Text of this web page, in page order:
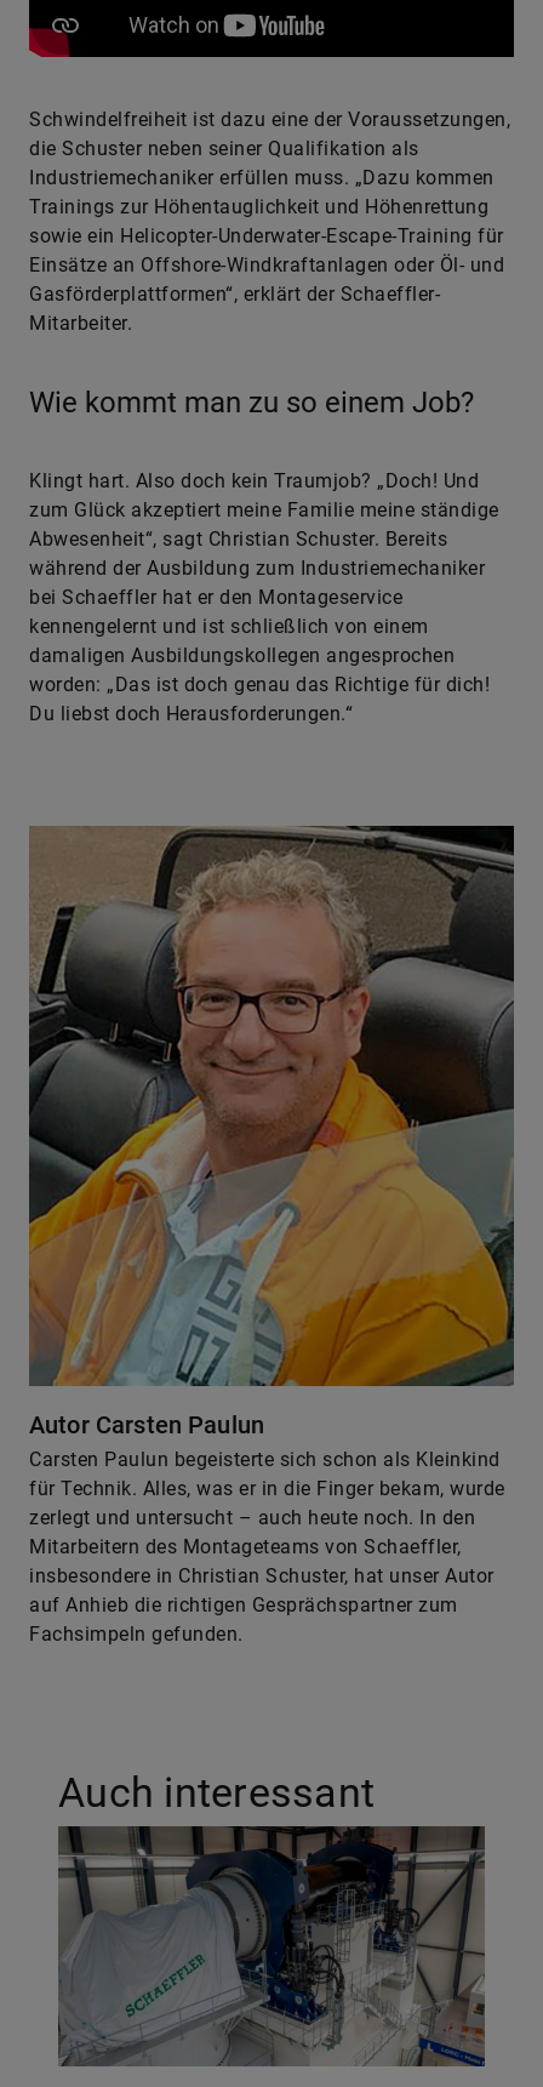
Schwindelfreiheit ist dazu eine der Voraussetzungen,
die Schuster neben seiner Qualifikation als
Industriemechaniker erfüllen muss. „Dazu kommen
Trainings zur Höhentauglichkeit und Höhenrettung
sowie ein Helicopter-Underwater-Escape-Training für
Einsätze an Offshore-Windkraftanlagen oder Öl- und
Gasförderplattformen“, erklärt der Schaeffler-
Mitarbeiter.
Wie kommt man zu so einem Job?
Klingt hart. Also doch kein Traumjob? „Doch! Und
zum Glück akzeptiert meine Familie meine ständige
Abwesenheit“, sagt Christian Schuster. Bereits
während der Ausbildung zum Industriemechaniker
bei Schaeffler hat er den Montageservice
kennengelernt und ist schließlich von einem
damaligen Ausbildungskollegen angesprochen
worden: „Das ist doch genau das Richtige für dich!
Du liebst doch Herausforderungen.“
Autor Carsten Paulun
Carsten Paulun begeisterte sich schon als Kleinkind
für Technik. Alles, was er in die Finger bekam, wurde
zerlegt und untersucht – auch heute noch. In den
Mitarbeitern des Montageteams von Schaeffler,
insbesondere in Christian Schuster, hat unser Autor
auf Anhieb die richtigen Gesprächspartner zum
Fachsimpeln gefunden.
Auch interessant